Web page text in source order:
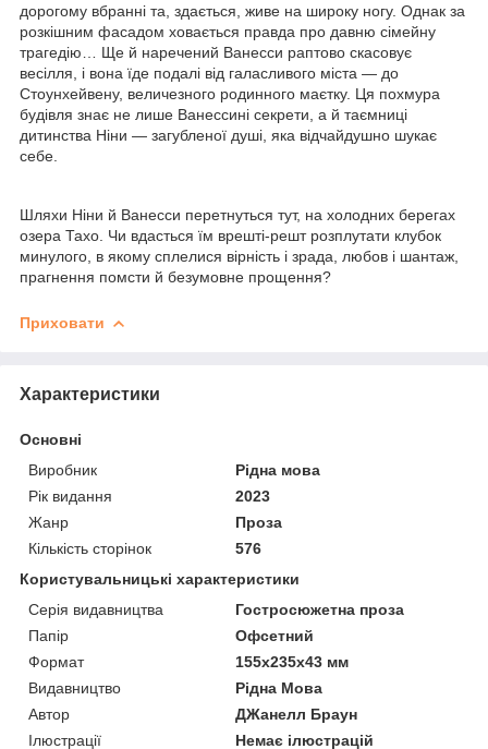
дорогому вбранні та, здається, живе на широку ногу. Однак за
розкішним фасадом ховається правда про давню сімейну
трагедію… Ще й наречений Ванесси раптово скасовує
весілля, і вона їде подалі від галасливого міста — до
Стоунхейвену, величезного родинного маєтку. Ця похмура
будівля знає не лише Ванессині секрети, а й таємниці
дитинства Ніни — загубленої душі, яка відчайдушно шукає
себе.
Шляхи Ніни й Ванесси перетнуться тут, на холодних берегах
озера Тахо. Чи вдасться їм врешті-решт розплутати клубок
минулого, в якому сплелися вірність і зрада, любов і шантаж,
прагнення помсти й безумовне прощення?
Приховати
Характеристики
Основні
Виробник
Рідна мова
Рік видання
2023
Жанр
Проза
Кількість сторінок
576
Користувальницькі характеристики
Серія видавництва
Гостросюжетна проза
Папір
Офсетний
Формат
155х235х43 мм
Видавництво
Рідна Мова
Автор
ДЖанелл Браун
Ілюстрації
Немає ілюстрацій